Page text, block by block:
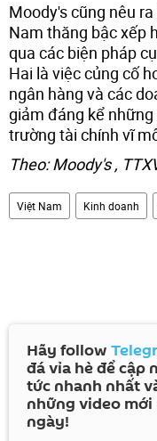
Moody's cũng nêu
Nam thăng bậc xếp
qua các biện pháp
Hai là việc củng cố
ngân hàng và các
giảm đáng kể
trường tài chính vĩ
Theo: Moody's ,
Việt Nam Kinh doanh
Hãy follow
đá vỉa hè để cập
tức nhanh nhất
những video mới
ngày!